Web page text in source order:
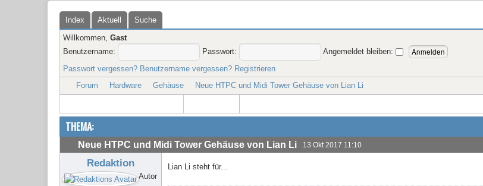
Index Aktuell
Suche
Willkommen, Gast
Benutzername:
Passwort:
Angemeldet bleiben:
Passwort vergessen? Benutzername vergessen? Registrieren
Forum
Hardware Gehäuse Neue HTPC und Midi Tower Gehäuse von Lian Li
THEMA:
Neue HTPC und Midi Tower Gehäuse von Lian Li 13 Okt 2017 11:10
Redaktion
Autor
Lian Li steht für...